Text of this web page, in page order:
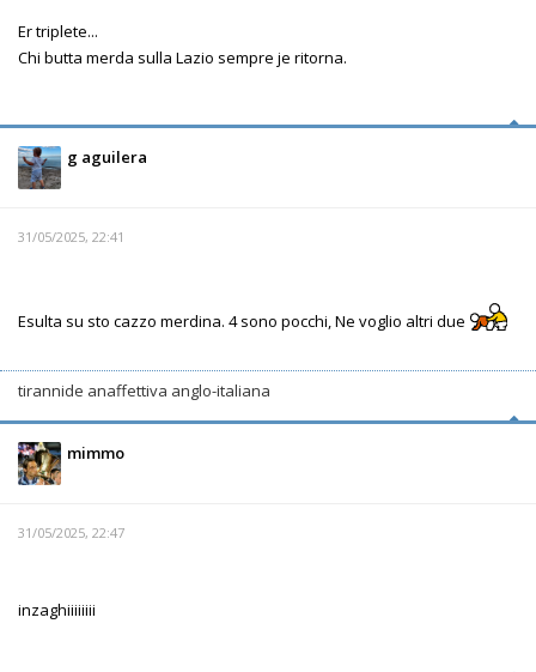
Er triplete...
Chi butta merda sulla Lazio sempre je ritorna.
g aguilera
31/05/2025, 22:41
Esulta su sto cazzo merdina. 4 sono pocchi, Ne voglio altri due
tirannide anaffettiva anglo-italiana
mimmo
31/05/2025, 22:47
inzaghiiiiiiii